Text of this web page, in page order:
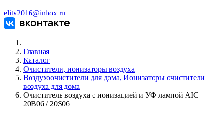
elitv2016@inbox.ru
Главная
Каталог
Очистители, ионизаторы воздуха
Воздухоочистители для дома, Ионизаторы очистители
воздуха для дома
Очиститель воздуха с ионизацией и УФ лампой AIC
20B06 / 20S06